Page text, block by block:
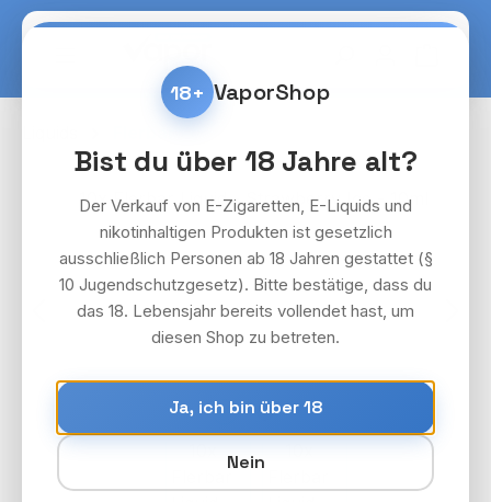
Zum Hauptinhalt springen
Bildergalerie überspringen
18+ VaporShop
Bist du über 18 Jahre alt?
Der Verkauf von E-Zigaretten, E-Liquids und
nikotinhaltigen Produkten ist gesetzlich
ausschließlich Personen ab 18 Jahren gestattet (§
10 Jugendschutzgesetz). Bitte bestätige, dass du
das 18. Lebensjahr bereits vollendet hast, um
diesen Shop zu betreten.
Ja, ich bin über 18
Nein